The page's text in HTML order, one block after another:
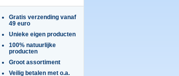
Gratis verzending vanaf
49 euro
Unieke eigen producten
100% natuurlijke
producten
Groot assortiment
Veilig betalen met o.a.